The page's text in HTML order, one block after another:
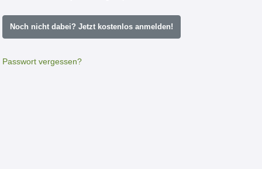
Noch nicht dabei? Jetzt kostenlos anmelden!
Passwort vergessen?